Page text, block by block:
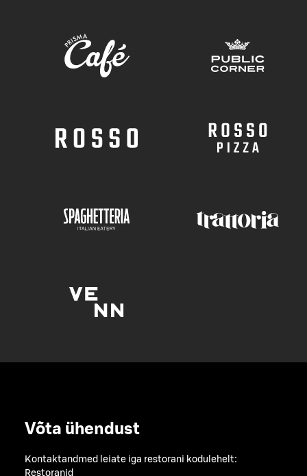
Võta ühendust
Kontaktandmed leiate iga restorani kodulehelt:
Restoranid